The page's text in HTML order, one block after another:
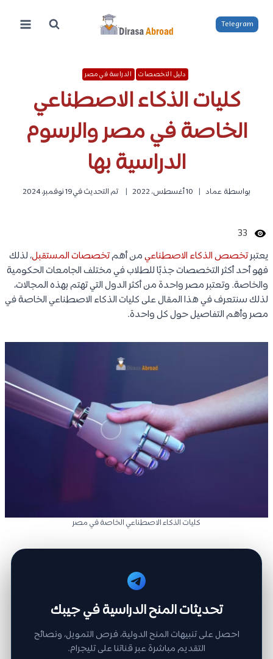
المحتوى
Telegram
دليل التخصصات الدراسة في مصر
كليات الذكاء الاصطناعي
الخاصة في مصر والرسوم
الدراسية بها
بواسطة عماد 10 أغسطس، 2022 تم التحديث في19 نوفمبر، 2024
33
يعتبرتخصص الذكاء الاصطناعيمن أهمتخصصات المستقبل، لذلك
فهو أحد أكثر التخصصات جذبًا للطلاب في مختلف الجامعات الحكومية
والخاصة. وتعتبر مصر واحدة من أكثر الدول التي تهتم بهذه المجالات،
لذلك سنتعرف في هذا المقال على كليات الذكاء الاصطناعي الخاصة في
مصر وأهم التفاصيل حول كل واحدة.
كليات الذكاء الاصطناعي الخاصة في مصر
تحديثات المنح الدراسية في جيبك
احصل على تنبيهات المنح الدولية، فرص التمويل، ونصائح
التقديم مباشرة عبر قناتنا على تليجرام.